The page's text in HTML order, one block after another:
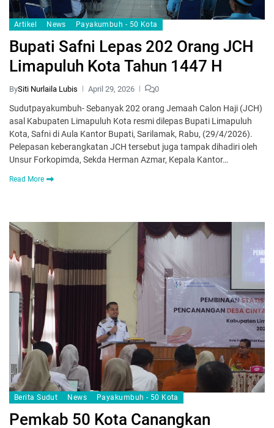
Artikel News Payakumbuh - 50 Kota
Bupati Safni Lepas 202 Orang JCH
Limapuluh Kota Tahun 1447 H
BySiti Nurlaila Lubis April 29, 2026 0
Sudutpayakumbuh- Sebanyak 202 orang Jemaah Calon Haji (JCH)
asal Kabupaten Limapuluh Kota resmi dilepas Bupati Limapuluh
Kota, Safni di Aula Kantor Bupati, Sarilamak, Rabu, (29/4/2026).
Pelepasan keberangkatan JCH tersebut juga tampak dihadiri oleh
Unsur Forkopimda, Sekda Herman Azmar, Kepala Kantor…
Read More
Berita Sudut News Payakumbuh - 50 Kota
Pemkab 50 Kota Canangkan